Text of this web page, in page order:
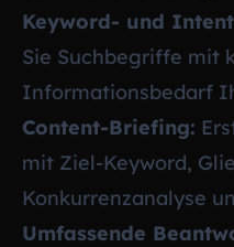
Keyword- und
Sie Suchbegriffe mit
Informationsbedarf
Content-Briefing:
mit Ziel-Keyword,
Konkurrenzanalyse
Umfassende